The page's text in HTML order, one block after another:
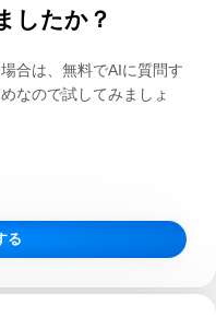
したか？
合は、無料でAIに質問す
なので試してみましょ
る